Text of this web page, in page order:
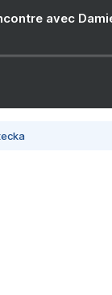
avec